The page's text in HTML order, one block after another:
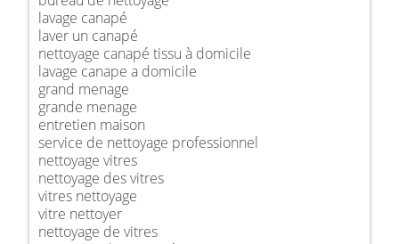
lavage canapé
laver un canapé
nettoyage canapé tissu à domicile
lavage canape a domicile
grand menage
grande menage
entretien maison
service de nettoyage professionnel
nettoyage vitres
nettoyage des vitres
vitres nettoyage
vitre nettoyer
nettoyage de vitres